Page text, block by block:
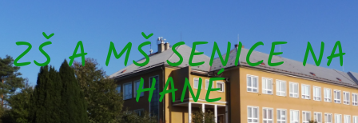
ZŠ A MŠ SENICE NA
HANÉ